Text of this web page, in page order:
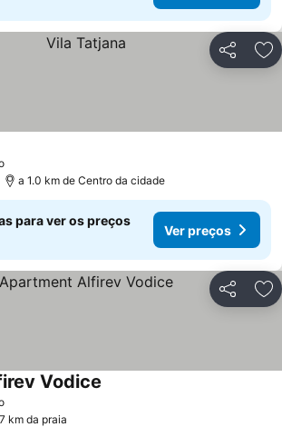
Partilhar
a 1.0 km de Centro da cidade
para ver os preços
Ver preços
Partilhar
Vodice
km da praia